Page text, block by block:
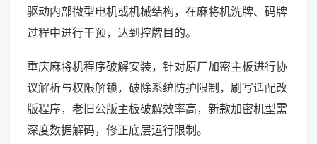
驱动内部微型电机或机械结构，在麻将机洗牌、码牌
过程中进行干预，达到控牌目的。
重庆麻将机程序破解安装，针对原厂加密主板进行协
议解析与权限解锁，破除系统防护限制，刷写适配改
版程序，老旧公版主板破解效率高，新款加密机型需
深度数据解码，修正底层运行限制。